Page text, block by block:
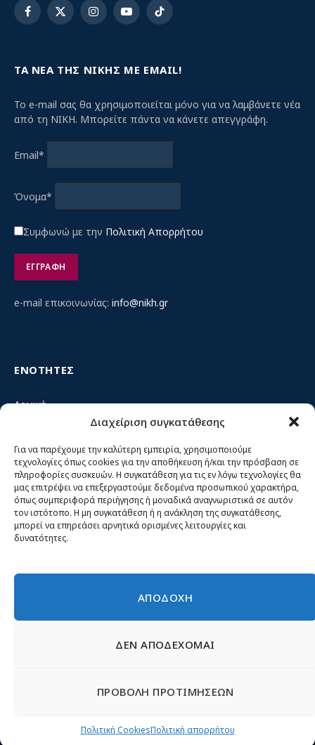
Διαχείριση συγκατάθεσης
Για να παρέχουμε την καλύτερη εμπειρία, χρησιμοποιούμε
τεχνολογίες όπως cookies για την αποθήκευση ή/και την πρόσβαση σε
πληροφορίες συσκευών. Η συγκατάθεση για τις εν λόγω τεχνολογίες θα
μας επιτρέψει να επεξεργαστούμε δεδομένα προσωπικού χαρακτήρα,
όπως συμπεριφορά περιήγησης ή μοναδικά αναγνωριστικά σε αυτόν
τον ιστότοπο. Η μη συγκατάθεση ή η ανάκληση της συγκατάθεσης,
μπορεί να επηρεάσει αρνητικά ορισμένες λειτουργίες και
δυνατότητες.
ΑΠΟΔΟΧΗ
ΔΕΝ ΑΠΟΔΕΧΟΜΑΙ
ΠΡΟΒΟΛΗ ΠΡΟΤΙΜΗΣΕΩΝ
Πολιτική CookiesΠολιτική απορρήτου
Facebook
X
InstagramYouTubeTikTok
ΤΑ ΝΕΑ ΤΗΣ ΝΙΚΗΣ ΜΕ EMAIL!
Το e-mail σας θα χρησιμοποιείται μόνο για να λαμβάνετε νέα
από τη ΝΙΚΗ. Μπορείτε πάντα να κάνετε απεγγράφη.
Email*
Όνομα*
Συμφωνώ με την Πολιτική Απορρήτου
e-mail επικοινωνίας: info@nikh.gr
ΕΝΟΤΗΤΕΣ
Αρχική
Κίνημα ΝΙΚΗ – Ποιοι είμαστε, αρχές & δράση
Θέσεις
Πρόσωπα
Όργανα και ομάδες
Βίντεο
Δελτία Τύπου
© 2026 Νίκη
Έντυπα
Εγγραφή μέλους
Γίνε φίλος